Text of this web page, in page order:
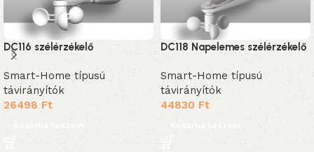
DC116 szélérzékelő
Smart-Home típusú
távirányítók
26498Ft
Kosárba teszem
DC118 Napelemes szélérzékelő
Smart-Home típusú
távirányítók
44830 Ft
Kosárba teszem